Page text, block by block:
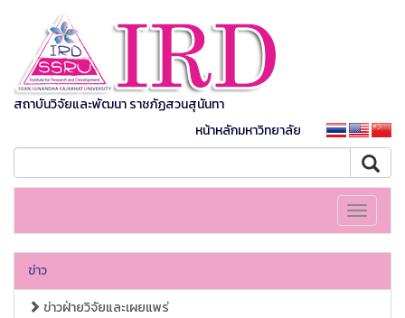
สถาบันวิจัยและพัฒนา ราชภัฏสวนสุนันทา
หน้าหลักมหาวิทยาลัย
Toggle
ข่าว
ข่าวฝ่ายวิจัยและเผยแพร่